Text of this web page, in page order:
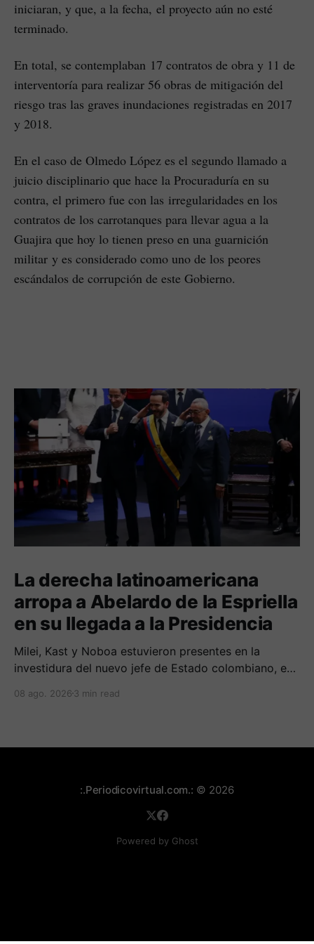
iniciaran, y que, a la fecha, el proyecto aún no esté
terminado.
En total, se contemplaban 17 contratos de obra y 11 de
interventoría para realizar 56 obras de mitigación del
riesgo tras las graves inundaciones registradas en 2017
y 2018.
En el caso de Olmedo López es el segundo llamado a
juicio disciplinario que hace la Procuraduría en su
contra, el primero fue con las irregularidades en los
contratos de los carrotanques para llevar agua a la
Guajira que hoy lo tienen preso en una guarnición
militar y es considerado como uno de los peores
escándalos de corrupción de este Gobierno.
La derecha latinoamericana
arropa a Abelardo de la Espriella
en su llegada a la Presidencia
Milei, Kast y Noboa estuvieron presentes en la
investidura del nuevo jefe de Estado colombiano, en
mensajes de acercamiento regional.
08 ago. 2026 3 min read
:.Periodicovirtual.com.: © 2026
Powered by Ghost